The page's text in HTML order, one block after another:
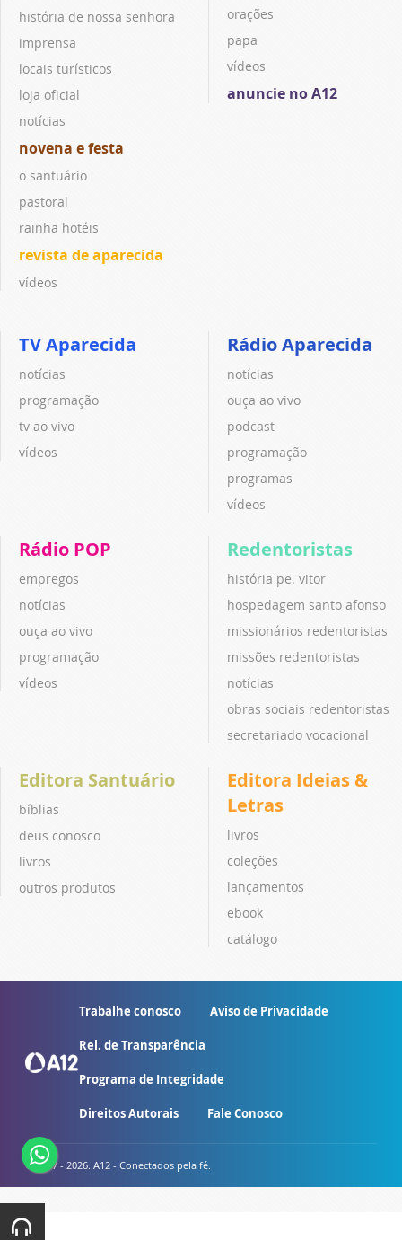
história de nossa senhora
imprensa
locais turísticos
loja oficial
notícias
novena e festa
o santuário
pastoral
rainha hotéis
revista de aparecida
vídeos
orações
papa
vídeos
anuncie no A12
TV Aparecida
notícias
programação
tv ao vivo
vídeos
Rádio Aparecida
notícias
ouça ao vivo
podcast
programação
programas
vídeos
Rádio POP
empregos
notícias
ouça ao vivo
programação
vídeos
Redentoristas
história pe. vitor
hospedagem santo afonso
missionários redentoristas
missões redentoristas
notícias
obras sociais redentoristas
secretariado vocacional
Editora Santuário
bíblias
deus conosco
livros
outros produtos
Editora Ideias &
Letras
livros
coleções
lançamentos
ebook
catálogo
Trabalhe conosco Aviso de Privacidade
Rel. de Transparência
Programa de Integridade
Direitos Autorais Fale Conosco
© 2007 - 2026. A12 - Conectados pela fé.